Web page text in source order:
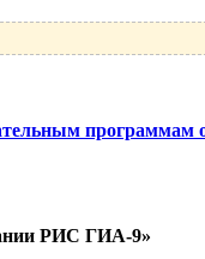
РИС ГИА-9»